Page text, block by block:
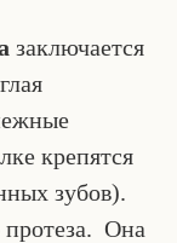
заключается
крепятся
зубов).
протеза. Она